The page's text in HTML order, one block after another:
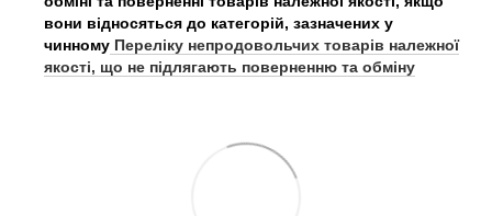
вони відносяться до категорій, зазначених у
чинному Переліку непродовольчих товарів належної
якості, що не підлягають поверненню та обміну